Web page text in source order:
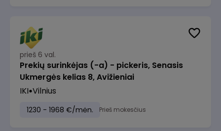
prieš 6 val.
Prekių surinkėjas (-a) - pickeris, Senasis
Ukmergės kelias 8, Avižieniai
IKI Vilnius
1230 - 1968 €/mėn. Prieš mokesčius